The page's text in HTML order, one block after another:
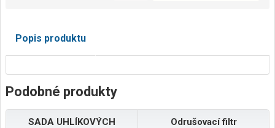
Popis produktu
Podobné produkty
SADA UHLÍKOVÝCH
Odrušovací filtr